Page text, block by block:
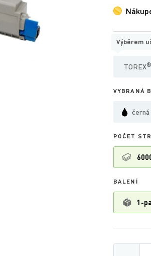
TYP
TOREX®
Výběrem
VYBRANÁ
černá
POČET
BALENÍ
1-